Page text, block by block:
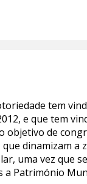
tem
e que tem
objetivo de
dinamizam a
uma vez que
Património